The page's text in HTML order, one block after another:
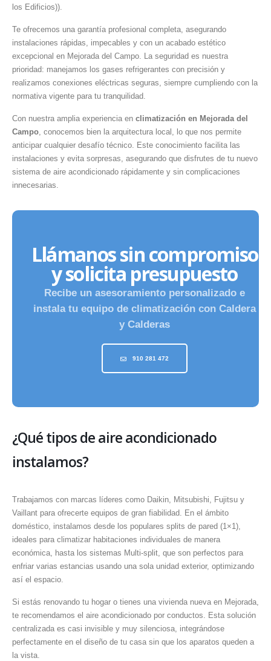
los Edificios)).
Te ofrecemos una garantía profesional completa, asegurando
instalaciones rápidas, impecables y con un acabado estético
excepcional en Mejorada del Campo. La seguridad es nuestra
prioridad: manejamos los gases refrigerantes con precisión y
realizamos conexiones eléctricas seguras, siempre cumpliendo con la
normativa vigente para tu tranquilidad.
Con nuestra amplia experiencia en climatización en Mejorada del
Campo, conocemos bien la arquitectura local, lo que nos permite
anticipar cualquier desafío técnico. Este conocimiento facilita las
instalaciones y evita sorpresas, asegurando que disfrutes de tu nuevo
sistema de aire acondicionado rápidamente y sin complicaciones
innecesarias.
Llámanos sin compromiso
y solicita presupuesto
Recibe un asesoramiento personalizado e
instala tu equipo de climatización con Caldera
y Calderas
910 281 472
¿Qué tipos de aire acondicionado
instalamos?
Trabajamos con marcas líderes como Daikin, Mitsubishi, Fujitsu y
Vaillant para ofrecerte equipos de gran fiabilidad. En el ámbito
doméstico, instalamos desde los populares splits de pared (1×1),
ideales para climatizar habitaciones individuales de manera
económica, hasta los sistemas Multi-split, que son perfectos para
enfriar varias estancias usando una sola unidad exterior, optimizando
así el espacio.
Si estás renovando tu hogar o tienes una vivienda nueva en Mejorada,
te recomendamos el aire acondicionado por conductos. Esta solución
centralizada es casi invisible y muy silenciosa, integrándose
perfectamente en el diseño de tu casa sin que los aparatos queden a
la vista.